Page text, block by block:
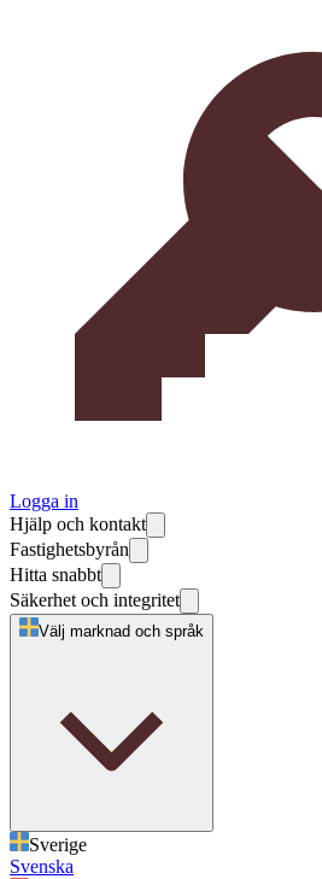
Logga in
Hjälp och kontakt
Fastighetsbyrån
Hitta snabbt
Säkerhet och integritet
Välj marknad och språk
Sverige
Svenska